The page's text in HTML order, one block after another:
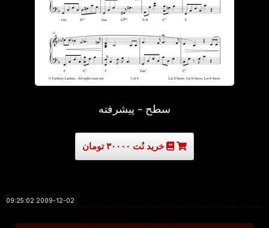
سطح - پیشرفته
خرید نُت ۳۰۰۰۰ تومان
2009-12-02 09:25:02